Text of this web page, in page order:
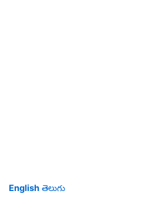
English తెలుగు